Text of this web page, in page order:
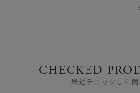
CHECKED
最近チェックした商